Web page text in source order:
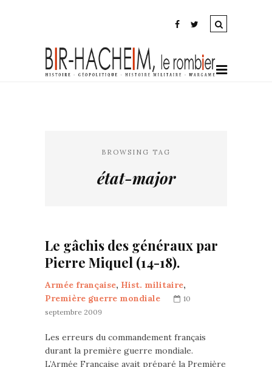
BROWSING TAG
état-major
Le gâchis des généraux par
Pierre Miquel (14-18).
Armée française, Hist. militaire,
Première guerre mondiale
10
septembre 2009
Les erreurs du commandement français
durant la première guerre mondiale.
L’Armée Française avait préparé la Première